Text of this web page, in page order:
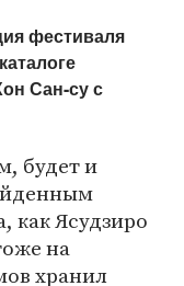
фестиваля
Сан-су с
будет и
как Ясудзиро
на
хранил